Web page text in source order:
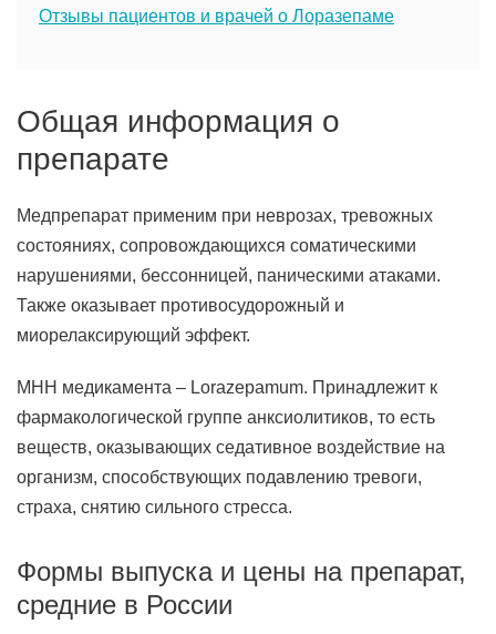
Отзывы пациентов и врачей о Лоразепаме
Общая информация о
препарате
Медпрепарат применим при неврозах, тревожных
состояниях, сопровождающихся соматическими
нарушениями, бессонницей, паническими атаками.
Также оказывает противосудорожный и
миорелаксирующий эффект.
МНН медикамента – Lorazepamum. Принадлежит к
фармакологической группе анксиолитиков, то есть
веществ, оказывающих седативное воздействие на
организм, способствующих подавлению тревоги,
страха, снятию сильного стресса.
Формы выпуска и цены на препарат,
средние в России